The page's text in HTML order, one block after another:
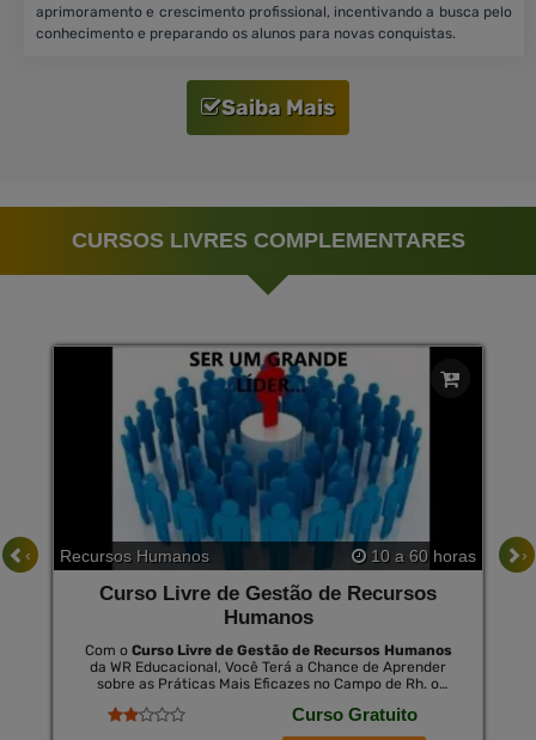
aprimoramento e crescimento profissional, incentivando a busca pelo
conhecimento e preparando os alunos para novas conquistas.
Saiba Mais
CURSOS LIVRES COMPLEMENTARES
Recursos Humanos 10 a 60 horas
Curso Livre de Gestão de Recursos
Humanos
Com o Curso Livre de Gestão de Recursos Humanos
da WR Educacional, Você Terá a Chance de Aprender
sobre as Práticas Mais Eficazes no Campo de Rh. o
Gestão de Pessoas, Desenvolvimento de Estratégias
para Melhoria do Ambiente de Trabalho e Técnicas de
Curso Gratuito
‹ ›